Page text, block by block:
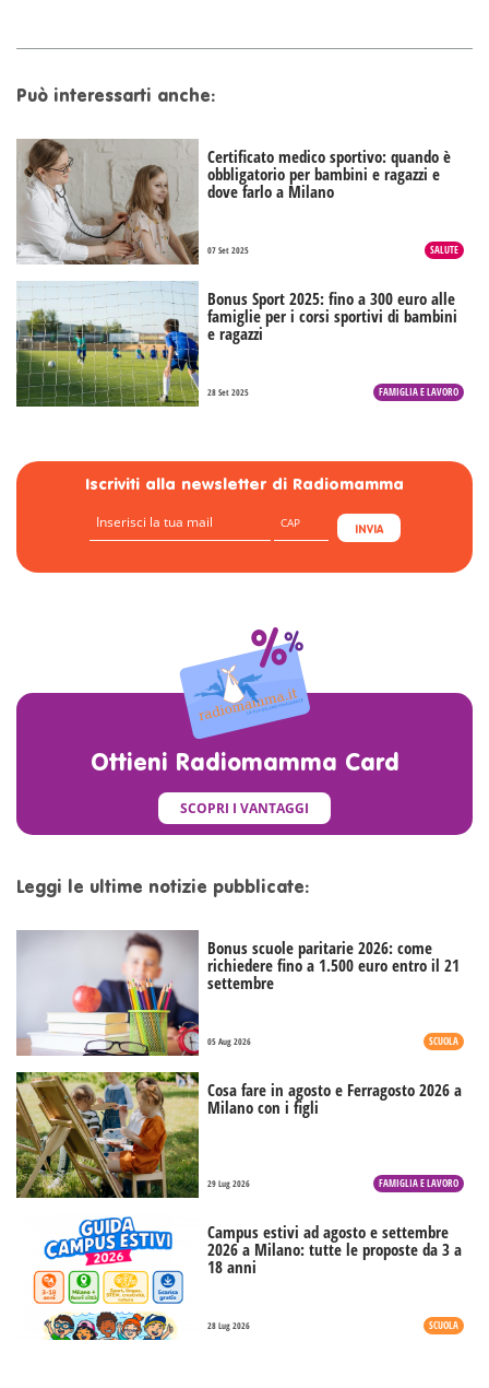
Può interessarti anche:
Certificato medico sportivo: quando è
obbligatorio per bambini e ragazzi e
dove farlo a Milano
07 Set 2025 SALUTE
Bonus Sport 2025: fino a 300 euro alle
famiglie per i corsi sportivi di bambini
e ragazzi
28 Set 2025 FAMIGLIA E LAVORO
Iscriviti alla newsletter di Radiomamma
INVIA
Ottieni Radiomamma Card
SCOPRI I VANTAGGI
Leggi le ultime notizie pubblicate:
Bonus scuole paritarie 2026: come
richiedere fino a 1.500 euro entro il 21
settembre
05 Aug 2026 SCUOLA
Cosa fare in agosto e Ferragosto 2026 a
Milano con i figli
29 Lug 2026 FAMIGLIA E LAVORO
Campus estivi ad agosto e settembre
2026 a Milano: tutte le proposte da 3 a
18 anni
28 Lug 2026 SCUOLA